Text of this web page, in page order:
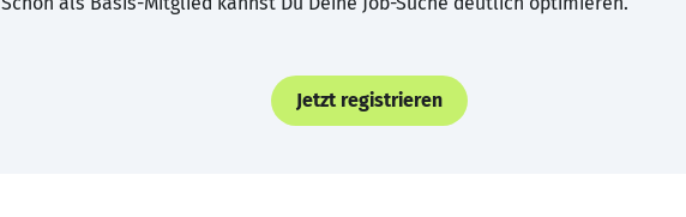
Jetzt registrieren